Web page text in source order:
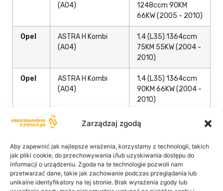
Zarządzaj zgodą
Aby zapewnić jak najlepsze wrażenia, korzystamy z technologii, takich
jak pliki cookie, do przechowywania i/lub uzyskiwania dostępu do
informacji o urządzeniu. Zgoda na te technologie pozwoli nam
przetwarzać dane, takie jak zachowanie podczas przeglądania lub
unikalne identyfikatory na tej stronie. Brak wyrażenia zgody lub
(A04)
1248ccm 90KM
66KW (2005 - 2010)
Opel
ASTRA H Kombi
(A04)
1.4 (L35) 1364ccm
75KM 55KW (2004 -
2010)
Opel
ASTRA H Kombi
(A04)
1.4 (L35) 1364ccm
90KM 66KW (2004 -
2010)
Opel
ASTRA H Kombi
1.4 LPG (L35)
Opel
ASTRA H Kombi
(A04)
1.6 (L35) 1598ccm
105KM 77KW (2004
- 2010)